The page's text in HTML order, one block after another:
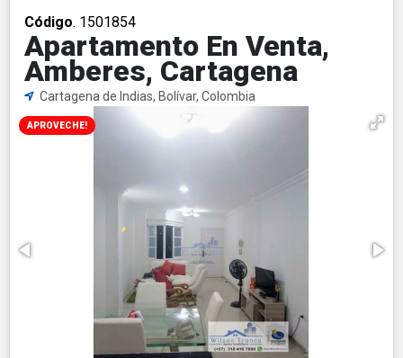
Código. 1501854
Apartamento En Venta,
Amberes, Cartagena
Cartagena de Indias, Bolívar, Colombia
APROVECHE!